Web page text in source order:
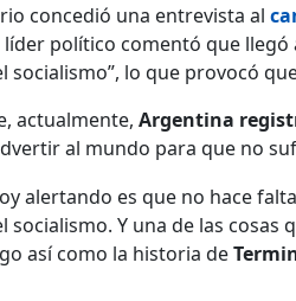
concedió una entrevista al
líder político comentó que
socialismo”, lo que provocó
actualmente, Argentina
al mundo para que no
alertando es que no hace
socialismo. Y una de las cosas
así como la historia de